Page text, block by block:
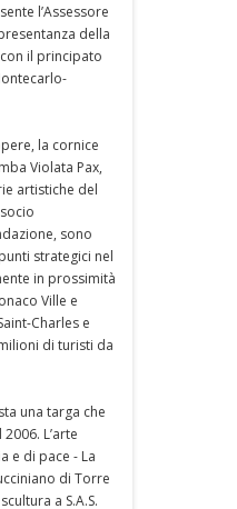
l’Assessore
della
il principato
la cornice
Violata Pax,
artistiche del
sono
strategici nel
in prossimità
Ville e
Charles e
di turisti da
una targa che
L’arte
e di pace - La
di Torre
a S.A.S.